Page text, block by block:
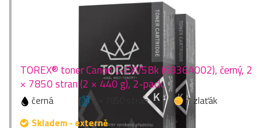
TOREX® toner Canon C-EXV5Bk (6836A002), černý, 2
× 7850 stran (2 × 440 g), 2-pack
černá 2 × 7850 stran
1 zlaťák
Skladem - externě